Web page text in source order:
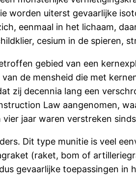
worden uiterst gevaarlijke
eenmaal in het lichaam,
cesium in de spieren,
gebied van een
de mensheid die met
zij decennia lang een
Law aangenomen,
jaar waren verstreken
Dit type munitie is veel
(raket, bom of
gevaarlijke toepassingen